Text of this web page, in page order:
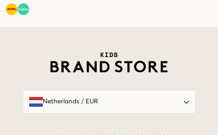
Netherlands/ EUR